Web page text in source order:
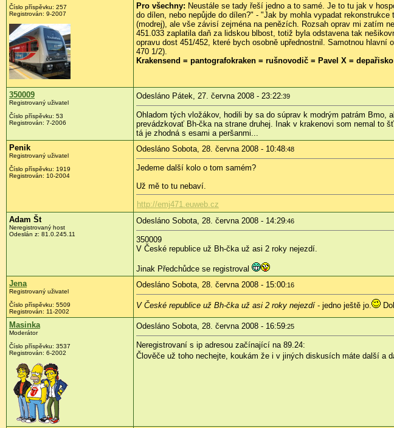
Číslo příspěvku: 257
Registrován: 9-2007
Pro všechny: Neustále se tady řeší jedno a to samé. Je to tu jak v
do dílen, nebo nepůjde do dílen?" - "Jak by mohla vypadat
(modrej), ale vše závisí zejména na penězích. Rozsah oprav mi zatím
451.033 zaplatila daň za lidskou blbost, totiž byla odstavena tak
opravu dost 451/452, které bych osobně upřednostnil. Samotnou
470 1/2).
Krakensend = pantografokraken = rušnovodič = Pavel X =
350009
Registrovaný uživatel
Číslo příspěvku: 53
Registrován: 7-2006
Odesláno Pátek, 27. června 2008 - 23:22:39
Ohladom tých vložákov, hodili by sa do súprav k modrým patrám Bmo,
prevádzkovať Bh-čka na strane druhej. Inak v krakenovi som nemal to
tá je zhodná s esami a peršanmi...
Penik
Registrovaný uživatel
Číslo příspěvku: 1919
Registrován: 10-2004
Odesláno Sobota, 28. června 2008 - 10:48:48
Jedeme další kolo o tom samém?
Už mě to tu nebaví.
http://emj471.euweb.cz
Adam Št
Neregistrovaný host
Odeslán z: 81.0.245.11
Odesláno Sobota, 28. června 2008 - 14:29:46
350009
V České republice už Bh-čka už asi 2 roky nejezdí.
Jinak Předchůdce se registroval
Jena
Registrovaný uživatel
Číslo příspěvku: 5509
Registrován: 11-2002
Odesláno Sobota, 28. června 2008 - 15:00:16
V České republice už Bh-čka už asi 2 roky nejezdí- jedno ještě jo.
Masinka
Moderátor
Číslo příspěvku: 3537
Registrován: 6-2002
Odesláno Sobota, 28. června 2008 - 16:59:25
Neregistrovaní s ip adresou začínající na 89.24:
Člověče už toho nechejte, koukám že i v jiných diskusích máte další a